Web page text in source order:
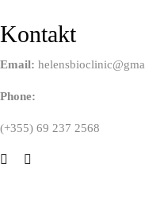
Kontakt
Email:
Phone:
(+355) 69 237 2568